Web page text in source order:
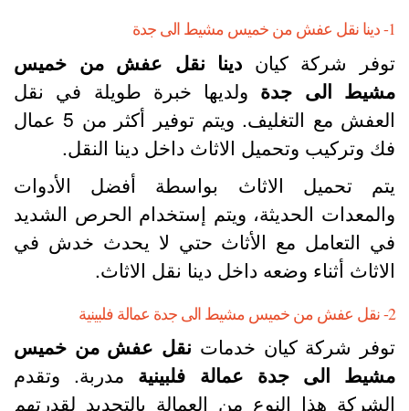
شركة كياندينا نقل عفش من خميس
الى جدةولديها خبرة طويلة في نقل
العفش مع التغليف. ويتم توفير أكثر من 5 عمال
وتركيب وتحميل الاثاث داخل دينا النقل.
تحميل الاثاث بواسطة أفضل الأدوات
الحديثة، ويتم إستخدام الحرص الشديد
التعامل مع الأثاث حتي لا يحدث خدش في
أثناء وضعه داخل دينا نقل الاثاث.
شركة كيان خدماتنقل عفش من خميس
الى جدة عمالة فلبينيةمدربة. وتقدم
هذا النوع من العمالة بالتحديد لقدرتهم